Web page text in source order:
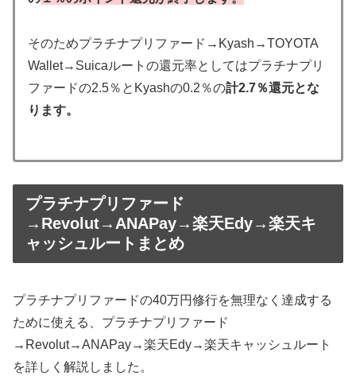
そのためプラチナプリファード→Kyash→TOYOTA
Wallet→Suicaルートの還元率としてはプラチナプリ
ファードの2.5％とKyashの0.2％の計2.7％還元とな
ります。
プラチナプリファード
→Revolut→ANAPay→楽天Edy→楽天キ
ャッシュルートまとめ
プラチナプリファードの40万円修行を無理なく達成する
ために使える、プラチナプリファード
→Revolut→ANAPay→楽天Edy→楽天キャッシュルート
を詳しく解説しました。